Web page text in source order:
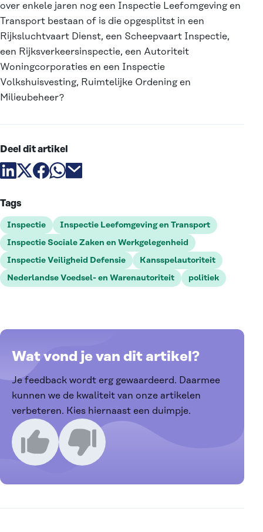
over enkele jaren nog een Inspectie Leefomgeving en
Transport bestaan of is die opgesplitst in een
Rijksluchtvaart Dienst, een Scheepvaart Inspectie,
een Rijksverkeersinspectie, een Autoriteit
Woningcorporaties en een Inspectie
Volkshuisvesting, Ruimtelijke Ordening en
Milieubeheer?
Deel dit artikel
Tags
Inspectie
Inspectie Leefomgeving en Transport
Inspectie Sociale Zaken en Werkgelegenheid
Inspectie Veiligheid Defensie
Kansspelautoriteit
Nederlandse Voedsel- en Warenautoriteit
politiek
Wat vond je van dit artikel?
Je feedback wordt erg gewaardeerd. Daarmee
kunnen we de kwaliteit van onze artikelen
verbeteren. Kies hiernaast een duimpje.
Ik vind dit een goed artikel
Ik vind dit een slecht artikel